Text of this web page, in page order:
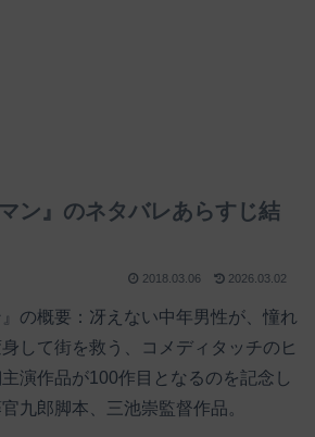
ン』のネタバレあらすじ結
2018.03.06 2026.03.02
の概要：冴えない中年男性が、憧れ
して街を救う、コメディタッチのヒ
演作品が100作目となるのを記念し
九郎脚本、三池崇監督作品。